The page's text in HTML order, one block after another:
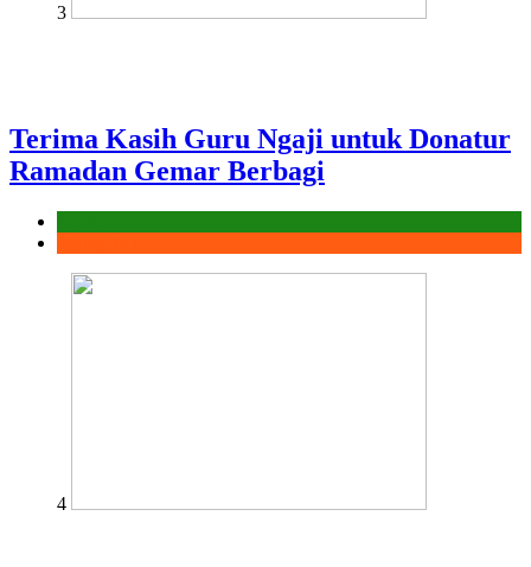
3
Terima Kasih Guru Ngaji untuk Donatur
Ramadan Gemar Berbagi
4